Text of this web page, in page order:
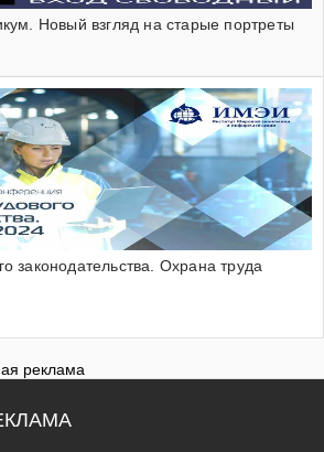
Новый взгляд на старые портреты
законодательства. Охрана труда
реклама